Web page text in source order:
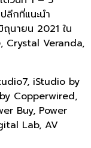
กที่แนะนำ
นายน 2021 ใน
, Crystal Veranda,
iStudio by
Copperwired,
Buy, Power
Lab, AV